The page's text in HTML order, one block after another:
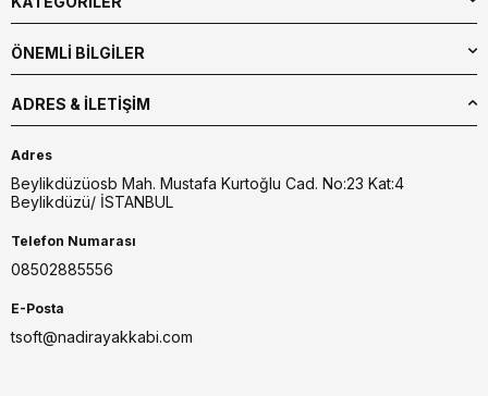
ÖNEMLİ BİLGİLER
ADRES & İLETIŞIM
Adres
Beylikdüzüosb Mah. Mustafa Kurtoğlu Cad. No:23 Kat:4
Beylikdüzü/ İSTANBUL
Telefon Numarası
08502885556
E-Posta
tsoft@nadirayakkabi.com